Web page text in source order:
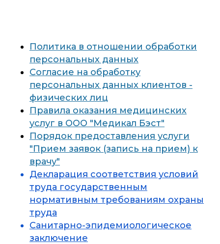
Политика в отношении обработки
персональных данных
Согласие на обработку
персональных данных клиентов -
физических лиц
Правила оказания медицинских
услуг в ООО "Медикал Бэст"
Порядок предоставления услуги
"Прием заявок (запись на прием) к
врачу"
Декларация соответствия условий
труда государственным
нормативным требованиям охраны
труда
Санитарно-эпидемиологическое
заключение